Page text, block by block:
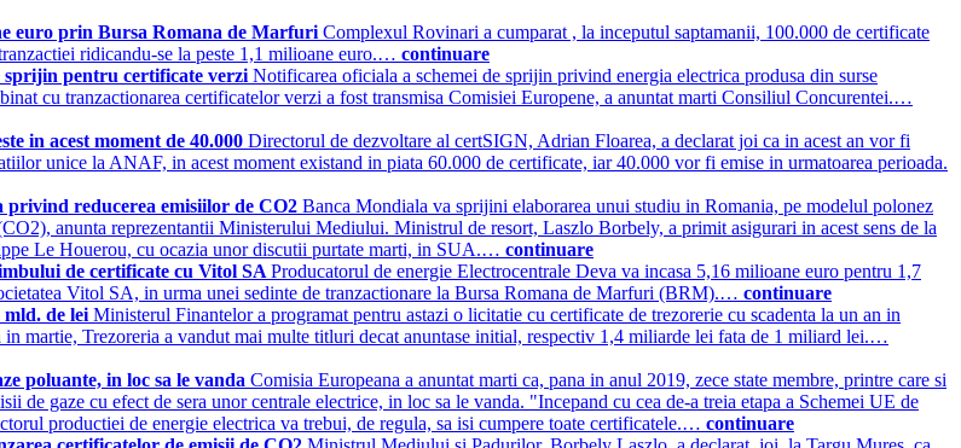
euro prin Bursa Romana de Marfuri Complexul Rovinari a cumparat , la inceputul saptamanii, 100.000 de certificate
ridicandu-se la peste 1,1 milioane euro.… continuare
sprijin pentru certificate verzi Notificarea oficiala a schemei de sprijin privind energia electrica produsa din surse
cu tranzactionarea certificatelor verzi a fost transmisa Comisiei Europene, a anuntat marti Consiliul Concurentei.…
in acest moment de 40.000 Directorul de dezvoltare al certSIGN, Adrian Floarea, a declarat joi ca in acest an vor fi
unice la ANAF, in acest moment existand in piata 60.000 de certificate, iar 40.000 vor fi emise in urmatoarea perioada.
reducerea emisiilor de CO2 Banca Mondiala va sprijini elaborarea unui studiu in Romania, pe modelul polonez
anunta reprezentantii Ministerului Mediului. Ministrul de resort, Laszlo Borbely, a primit asigurari in acest sens de la
Le Houerou, cu ocazia unor discutii purtate marti, in SUA.… continuare
de certificate cu Vitol SA Producatorul de energie Electrocentrale Deva va incasa 5,16 milioane euro pentru 1,7
Vitol SA, in urma unei sedinte de tranzactionare la Bursa Romana de Marfuri (BRM).… continuare
mld. de lei Ministerul Finantelor a programat pentru astazi o licitatie cu certificate de trezorerie cu scadenta la un an in
martie, Trezoreria a vandut mai multe titluri decat anuntase initial, respectiv 1,4 miliarde lei fata de 1 miliard lei.…
poluante, in loc sa le vanda Comisia Europeana a anuntat marti ca, pana in anul 2019, zece state membre, printre care si
de gaze cu efect de sera unor centrale electrice, in loc sa le vanda. "Incepand cu cea de-a treia etapa a Schemei UE de
productiei de energie electrica va trebui, de regula, sa isi cumpere toate certificatele.… continuare